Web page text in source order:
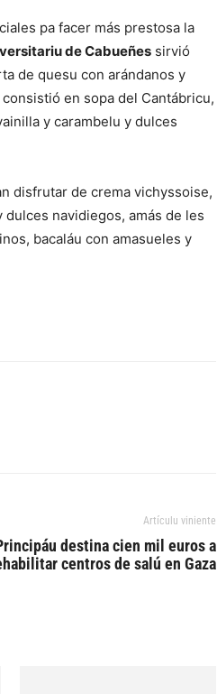
pa facer más prestosa la
de Cabueñes sirvió
de quesu con arándanos y
en sopa del Cantábricu,
y carambelu y dulces
disfrutar de crema vichyssoise,
navidiegos, amás de les
bacaláu con amasueles y
Artículu viniente
destina cien mil euros a
centros de salú en Gaza